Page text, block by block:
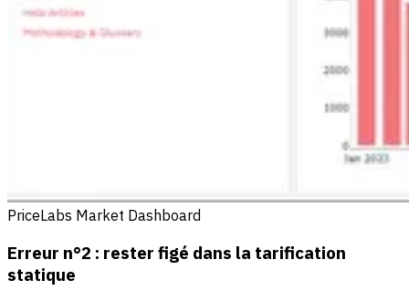
PriceLabs Market Dashboard
Erreur n°2 : rester figé dans la tarification
statique